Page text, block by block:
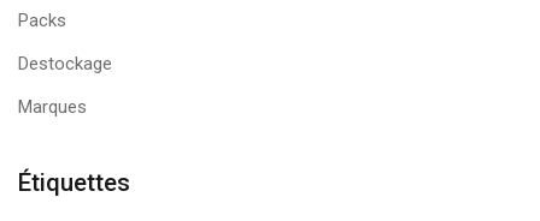
Packs
Destockage
Marques
Étiquettes